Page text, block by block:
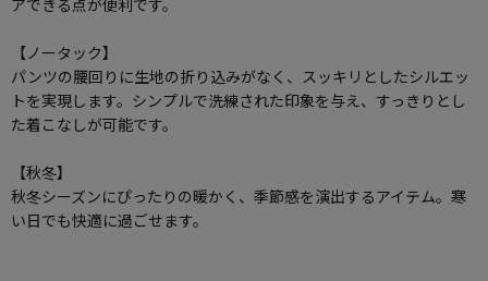
アできる点が便利です。
【ノータック】
パンツの腰回りに生地の折り込みがなく、スッキリとしたシルエッ
トを実現します。シンプルで洗練された印象を与え、すっきりとし
た着こなしが可能です。
【秋冬】
秋冬シーズンにぴったりの暖かく、季節感を演出するアイテム。寒
い日でも快適に過ごせます。